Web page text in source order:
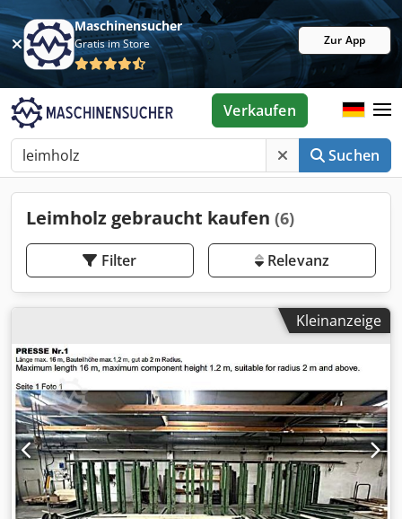
Maschinensucher
Gratis im Store Zur App
Suchen
Verkaufen
Leimholz gebraucht kaufen (6)
Filter Relevanz
Kleinanzeige